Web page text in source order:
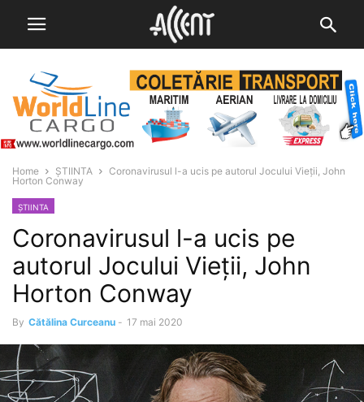
Home ȘTIINTA
Coronavirusul l-a ucis pe autorul Jocului Vieții, John
Horton Conway
ȘTIINTA
Coronavirusul l-a ucis pe
autorul Jocului Vieții, John
Horton Conway
By Cătălina Curceanu - 17 mai 2020